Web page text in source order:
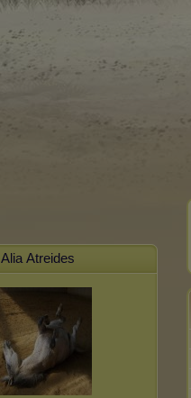
Alia Atreides